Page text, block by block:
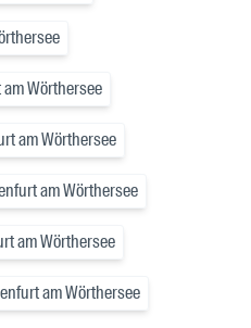
Wörthersee
am Wörthersee
am Wörthersee
am Wörthersee
am Wörthersee